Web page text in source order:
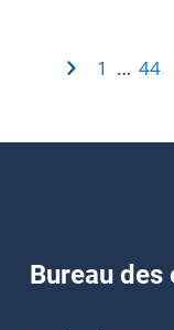
1 … 44
Bureau des